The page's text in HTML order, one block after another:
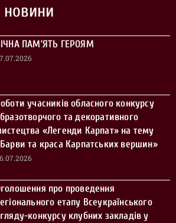
новини
ПАМ’ЯТЬ ГЕРОЯМ
учасників обласного конкурсу
та декоративного
«Легенди Карпат» на тему
та краса Карпатських вершин»
про проведення
етапу Всеукраїнського
конкурсу клубних закладів у